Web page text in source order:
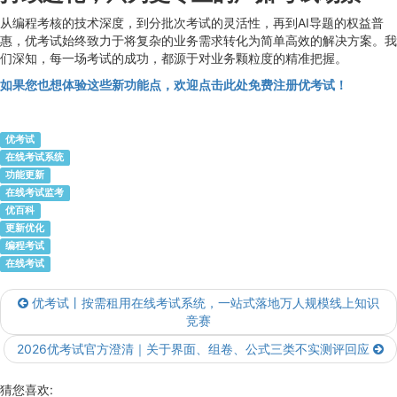
从编程考核的技术深度，到分批次考试的灵活性，再到AI导题的权益普
惠，优考试始终致力于将复杂的业务需求转化为简单高效的解决方案。我
们深知，每一场考试的成功，都源于对业务颗粒度的精准把握。
如果您也想体验这些新功能点，欢迎点击此处免费注册优考试！
优考试
在线考试系统
功能更新
在线考试监考
优百科
更新优化
编程考试
在线考试
优考试丨按需租用在线考试系统，一站式落地万人规模线上知识
竞赛
2026优考试官方澄清｜关于界面、组卷、公式三类不实测评回应
猜您喜欢: